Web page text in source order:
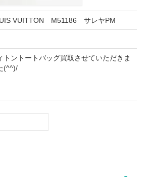
VUITTON M51186 サレヤPM
トントートバッグ買取させていただきま
(^^)/